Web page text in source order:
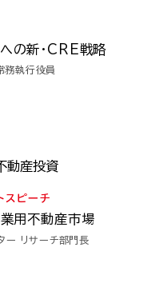
の新・ CRE戦略
務執行役員
動産投資
スピーチ
用不動産市場
ー リサーチ部門長